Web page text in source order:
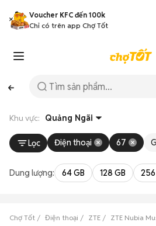
Voucher KFC đến 100k
Chỉ có trên app Chợ Tốt
Khu vực: Quảng Ngãi
Lọc Điện thoại 67
Dung lượng: 64 GB 128 GB 256
Chợ Tốt Điện thoại ZTE ZTE Nubia